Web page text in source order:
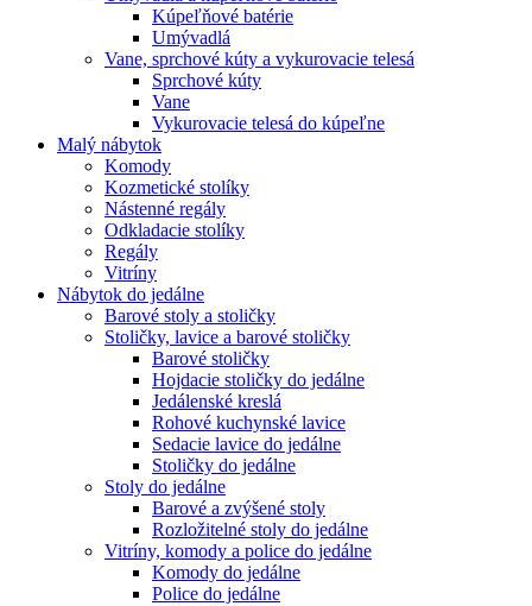
Kúpeľňové batérie
Umývadlá
Vane, sprchové kúty a vykurovacie telesá
Sprchové kúty
Vane
Vykurovacie telesá do kúpeľne
Malý nábytok
Komody
Kozmetické stolíky
Nástenné regály
Odkladacie stolíky
Regály
Vitríny
Nábytok do jedálne
Barové stoly a stoličky
Stoličky, lavice a barové stoličky
Barové stoličky
Hojdacie stoličky do jedálne
Jedálenské kreslá
Rohové kuchynské lavice
Sedacie lavice do jedálne
Stoličky do jedálne
Stoly do jedálne
Barové a zvýšené stoly
Rozložitelné stoly do jedálne
Vitríny, komody a police do jedálne
Komody do jedálne
Police do jedálne